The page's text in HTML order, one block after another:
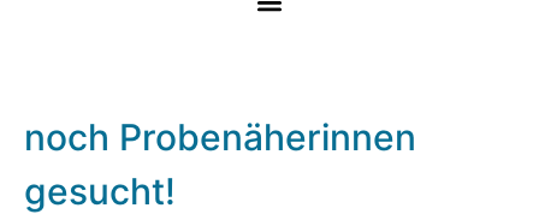
noch Probenäherinnen
gesucht!